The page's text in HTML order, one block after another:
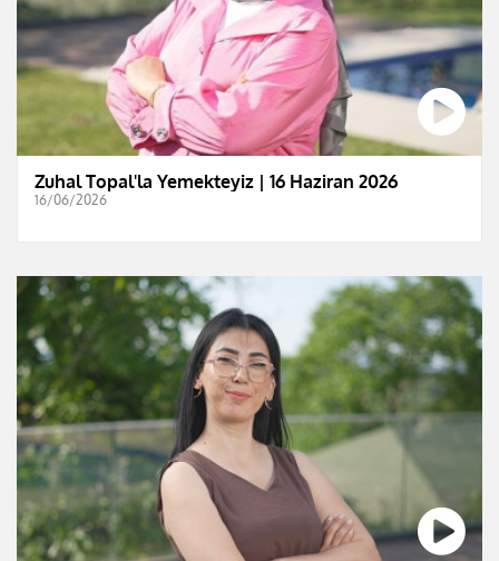
Zuhal Topal'la Yemekteyiz | 16 Haziran 2026
16/06/2026